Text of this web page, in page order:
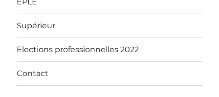
Supérieur
Elections professionnelles 2022
Contact